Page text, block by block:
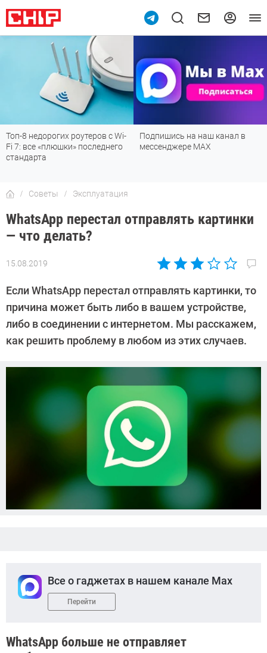
Топ-8 недорогих роутеров с Wi-
Fi 7: все «плюшки» последнего
стандарта
Подпишись на наш канал в
мессенджере МАХ
Советы Эксплуатация
WhatsApp перестал отправлять картинки
— что делать?
15.08.2019
Автор:
Дмитриева
Если WhatsApp перестал отправлять картинки, то
причина может быть либо в вашем устройстве,
либо в соединении с интернетом. Мы расскажем,
как решить проблему в любом из этих случаев.
Все о гаджетах в нашем канале Max
Перейти
WhatsApp больше не отправляет